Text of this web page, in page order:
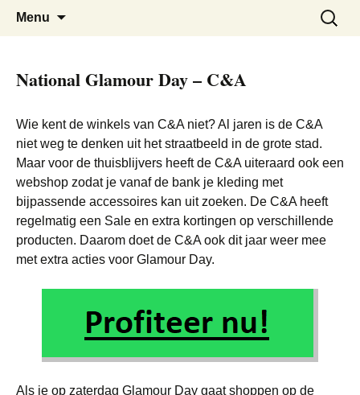
Black Friday Super SALE
De beste kortingen bij elkaar!
Menu
Zoeken
naar:
National Glamour Day – C&A
Wie kent de winkels van C&A niet? Al jaren is de C&A
niet weg te denken uit het straatbeeld in de grote stad.
Maar voor de thuisblijvers heeft de C&A uiteraard ook een
webshop zodat je vanaf de bank je kleding met
bijpassende accessoires kan uit zoeken. De C&A heeft
regelmatig een Sale en extra kortingen op verschillende
producten. Daarom doet de C&A ook dit jaar weer mee
met extra acties voor Glamour Day.
Als je op zaterdag Glamour Day gaat shoppen op de